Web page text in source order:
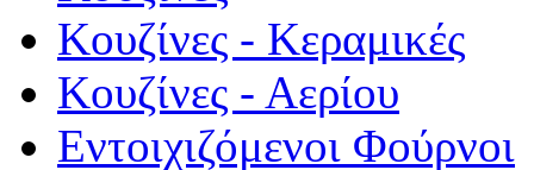
Κουζίνες - Κεραμικές
Κουζίνες - Αερίου
Εντοιχιζόμενοι Φούρνοι